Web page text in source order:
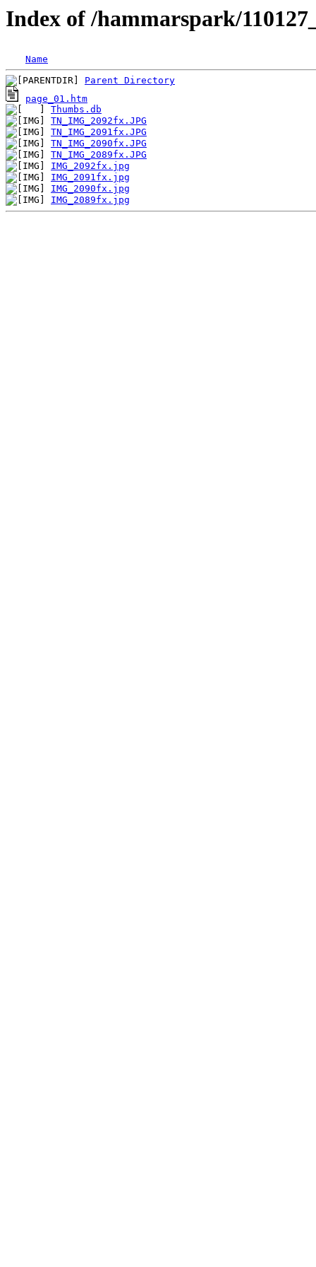
Index of /hammarspark/
Name
Parent Directory
page_01.htm
Thumbs.db
TN_IMG_2092fx.JPG
TN_IMG_2091fx.JPG
TN_IMG_2090fx.JPG
TN_IMG_2089fx.JPG
IMG_2092fx.jpg
IMG_2091fx.jpg
IMG_2090fx.jpg
IMG_2089fx.jpg